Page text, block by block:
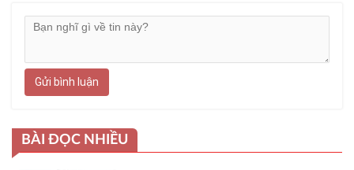
Gửi bình luận
BÀI ĐỌC NHIỀU